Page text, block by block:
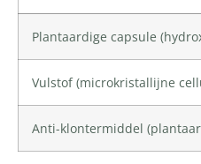
Plantaardige capsule (
Vulstof (microkristallijne
Anti-klontermiddel